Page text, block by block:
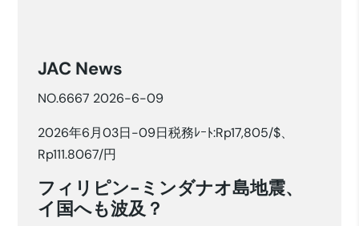
JAC News
NO.6667 2026-6-09
2026年6月03日-09日税務ﾚｰﾄ:Rp17,805/$、
Rp111.8067/円
フィリピン-ミンダナオ島地震、
イ国へも波及？